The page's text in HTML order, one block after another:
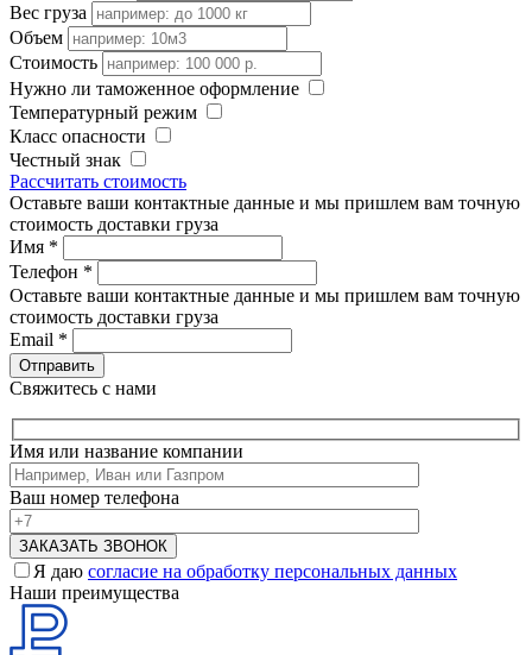
Вес груза
Объем
Стоимость
Нужно ли таможенное оформление
Температурный режим
Класс опасности
Честный знак
Рассчитать стоимость
Оставьте ваши контактные данные и мы пришлем вам точную
стоимость доставки груза
Имя *
Телефон *
Оставьте ваши контактные данные и мы пришлем вам точную
стоимость доставки груза
Email *
Свяжитесь с нами
Имя или название компании
Ваш номер телефона
Я даю согласие на обработку персональных данных
Наши преимущества